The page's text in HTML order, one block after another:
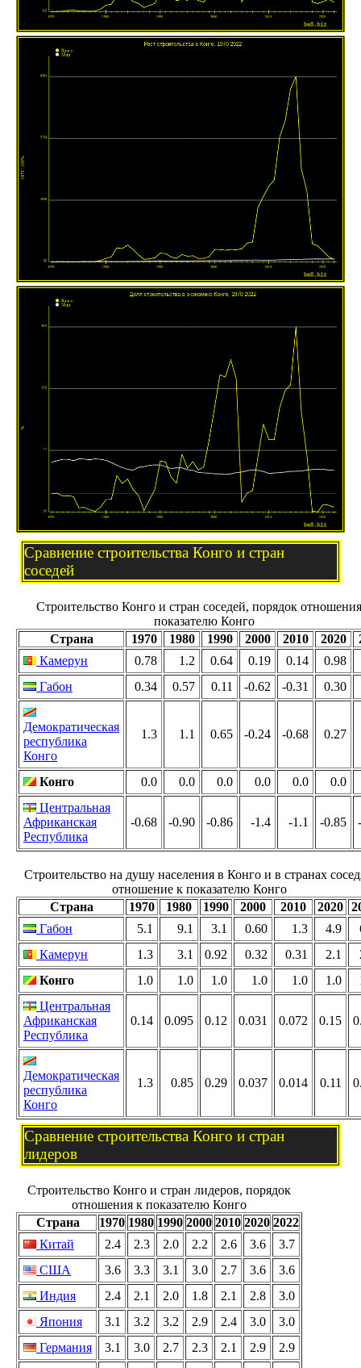
Сравнение строительства Конго и стран
соседей
Строительство Конго и стран соседей, порядок
показателю Конго
Страна
1970 1980 1990 2000 2010 2020
Камерун
0.78 1.2 0.64 0.19 0.14
0.98
Габон
0.34 0.57 0.11 -0.62 -0.31 0.30
Демократическая
республика
Конго
1.3 1.1 0.65 -0.24 -0.68 0.27
Конго 0.0 0.0 0.0 0.0 0.0
0.0
Центральная
Африканская
Республика
-0.68 -0.90 -0.86 -1.4 -1.1 -0.85
Строительство на душу населения в Конго и в странах
отношение к показателю Конго
Страна
1970 1980 1990 2000 2010 2020
Габон
5.1 9.1 3.1 0.60 1.3 4.9
Камерун
1.3 3.1 0.92 0.32 0.31 2.1
Конго
1.0 1.0 1.0 1.0 1.0 1.0
Центральная
Африканская
Республика
0.14 0.095 0.12 0.031 0.072 0.15
Демократическая
республика
Конго
1.3 0.85 0.29 0.037 0.014 0.11
Сравнение строительства Конго и стран
лидеров
Строительство Конго и стран лидеров, порядок
отношения к показателю Конго
Страна
1970 1980 1990 2000 2010 2020 2022
Китай
2.4 2.3 2.0 2.2 2.6 3.6
3.7
США
3.6 3.3 3.1 3.0 2.7 3.6
3.6
Индия
2.4 2.1 2.0 1.8 2.1 2.8
3.0
Япония
3.1 3.2 3.2 2.9 2.4 3.0
3.0
Германия
3.1 3.0 2.7 2.3 2.1 2.9
2.9